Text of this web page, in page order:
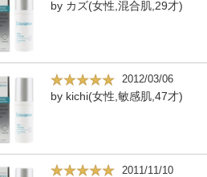
by カズ(女性,混合肌,29才)
2012/03/06
by kichi(女性,敏感肌,47才)
2011/11/10